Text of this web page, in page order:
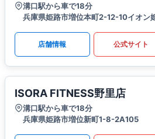
溝口駅から車で18分
兵庫県姫路市増位本町2-12-10イオン
店舗情報 公式サイト
ISORA FITNESS野里店
溝口駅から車で18分
兵庫県姫路市増位新町1-8-2A105